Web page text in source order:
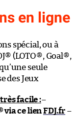
en ligne
spécial, ou à
(LOTO®, Goal®,
seule
des Jeux
facile :–
via ce lienFDJ.fr –